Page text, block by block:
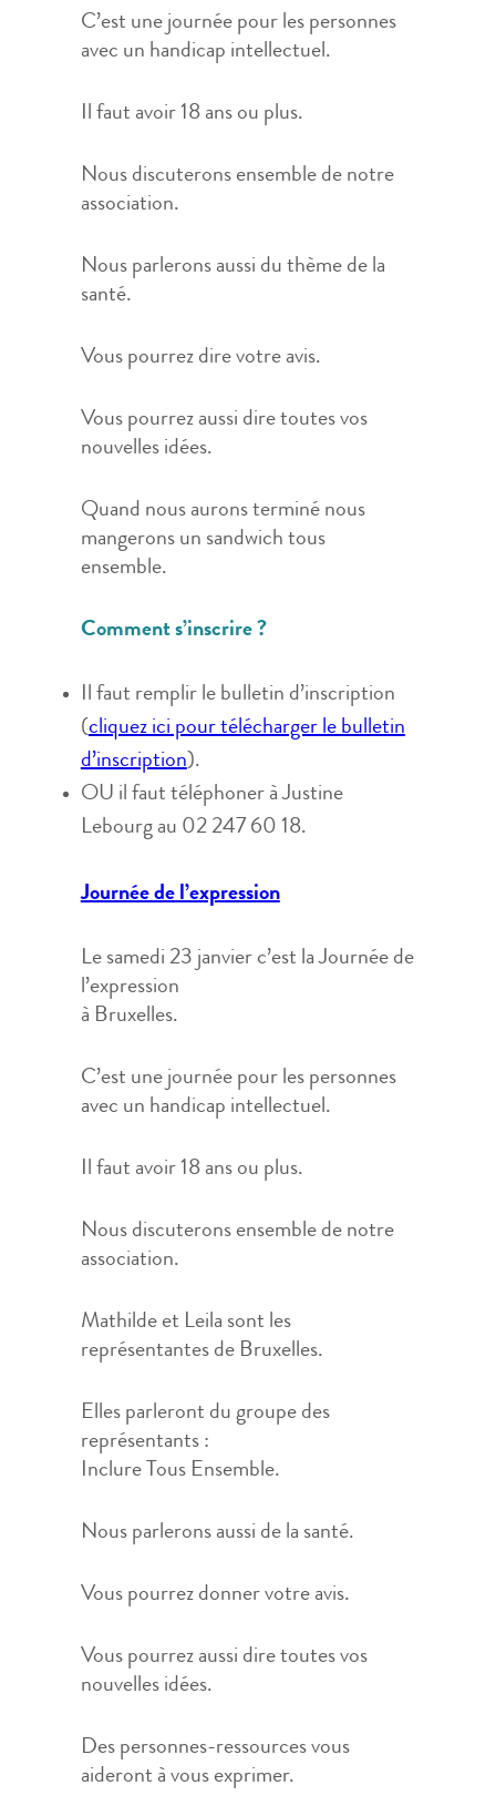
C’est une journée pour les personnes
avec un handicap intellectuel.
Il faut avoir 18 ans ou plus.
Nous discuterons ensemble de notre
association.
Nous parlerons aussi du thème de la
santé.
Vous pourrez dire votre avis.
Vous pourrez aussi dire toutes vos
nouvelles idées.
Quand nous aurons terminé nous
mangerons un sandwich tous
ensemble.
Comment s’inscrire ?
Il faut remplir le bulletin d’inscription
(cliquez ici pour télécharger le bulletin
d’inscription).
OU il faut téléphoner à Justine
Lebourg au 02 247 60 18.
Journée de l’expression
Le samedi 23 janvier c’est la Journée de
l’expression
à Bruxelles.
C’est une journée pour les personnes
avec un handicap intellectuel.
Il faut avoir 18 ans ou plus.
Nous discuterons ensemble de notre
association.
Mathilde et Leila sont les
représentantes de Bruxelles.
Elles parleront du groupe des
représentants :
Inclure Tous Ensemble.
Nous parlerons aussi de la santé.
Vous pourrez donner votre avis.
Vous pourrez aussi dire toutes vos
nouvelles idées.
Des personnes-ressources vous
aideront à vous exprimer.